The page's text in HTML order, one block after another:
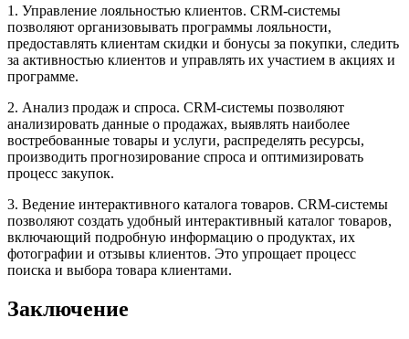
1. Управление лояльностью клиентов. CRM-системы
позволяют организовывать программы лояльности,
предоставлять клиентам скидки и бонусы за покупки, следить
за активностью клиентов и управлять их участием в акциях и
программе.
2. Анализ продаж и спроса. CRM-системы позволяют
анализировать данные о продажах, выявлять наиболее
востребованные товары и услуги, распределять ресурсы,
производить прогнозирование спроса и оптимизировать
процесс закупок.
3. Ведение интерактивного каталога товаров. CRM-системы
позволяют создать удобный интерактивный каталог товаров,
включающий подробную информацию о продуктах, их
фотографии и отзывы клиентов. Это упрощает процесс
поиска и выбора товара клиентами.
Заключение